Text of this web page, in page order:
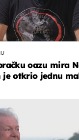
oazu mira
je otkrio jednu